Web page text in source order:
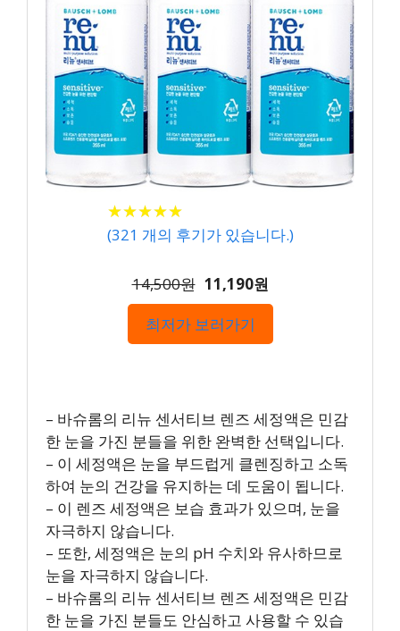
★★★★★
★★★★★
(321 개의 후기가 있습니다.)
14,500원 11,190원
최저가 보러가기
– 바슈롬의 리뉴 센서티브 렌즈 세정액은 민감
한 눈을 가진 분들을 위한 완벽한 선택입니다.
– 이 세정액은 눈을 부드럽게 클렌징하고 소독
하여 눈의 건강을 유지하는 데 도움이 됩니다.
– 이 렌즈 세정액은 보습 효과가 있으며, 눈을
자극하지 않습니다.
– 또한, 세정액은 눈의 pH 수치와 유사하므로
눈을 자극하지 않습니다.
– 바슈롬의 리뉴 센서티브 렌즈 세정액은 민감
한 눈을 가진 분들도 안심하고 사용할 수 있습